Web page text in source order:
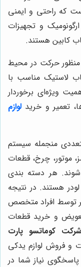
که راحتی و ایمنی
و تجهیزات
کابین هستند.
حرکت در محیط‌
لاستیک مناسب با
ویژه‌ای برخوردار
تعمیر و خرید لوازم
منجمله سیستم
موتور، چرخ، قطعات
هر دسته بندی
هستند. در نتیجه
توسط افراد متخصص
تعویض و خرید قطعات
شرکت کوماتسو پارت
و فروش لوازم یدکی
نیاز شما در